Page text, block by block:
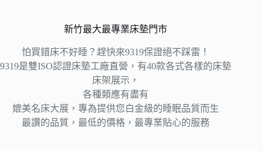
新竹最大最專業床墊門市
怕買錯床不好睡？趕快來9319保證絕不踩雷！
9319是雙ISO認證床墊工廠直營，有40款各式各樣的床墊
床架展示，
各種類應有盡有
媲美名床大展，專為提供您白金級的睡眠品質而生
最讚的品質，最低的價格，最專業貼心的服務